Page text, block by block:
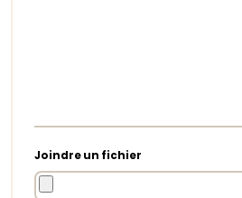
Joindre un fichier